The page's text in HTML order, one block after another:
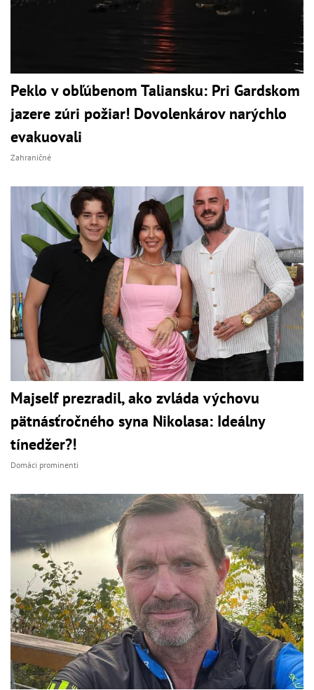
Peklo v obľúbenom Taliansku: Pri Gardskom
jazere zúri požiar! Dovolenkárov narýchlo
evakuovali
Zahraničné
Majself prezradil, ako zvláda výchovu
pätnásťročného syna Nikolasa: Ideálny
tínedžer?!
Domáci prominenti